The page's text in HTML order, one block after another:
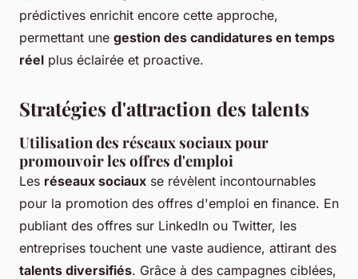
prédictives enrichit encore cette approche,
permettant une gestion des candidatures en temps
réel plus éclairée et proactive.
Stratégies d'attraction des talents
Utilisation des réseaux sociaux pour
promouvoir les offres d'emploi
Les réseaux sociaux se révèlent incontournables
pour la promotion des offres d'emploi en finance. En
publiant des offres sur LinkedIn ou Twitter, les
entreprises touchent une vaste audience, attirant des
talents diversifiés. Grâce à des campagnes ciblées,